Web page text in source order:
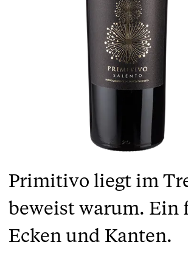
Primitivo liegt im
beweist warum. Ein
Ecken und Kanten.